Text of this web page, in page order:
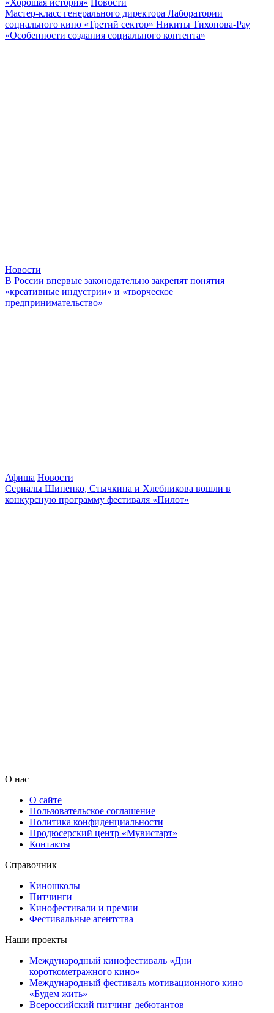
Мастер-класс генерального директора Лаборатории
социального кино «Третий сектор» Никиты Тихонова-Рау
«Особенности создания социального контента»
Новости
В России впервые законодательно закрепят понятия
«креативные индустрии» и «творческое
предпринимательство»
Афиша Новости
Сериалы Шипенко, Стычкина и Хлебникова вошли в
конкурсную программу фестиваля «Пилот»
О нас
О сайте
Пользовательское соглашение
Политика конфиденциальности
Продюсерский центр «Мувистарт»
Контакты
Справочник
Киношколы
Питчинги
Кинофестивали и премии
Фестивальные агентства
Наши проекты
Международный кинофестиваль «Дни
короткометражного кино»
Международный фестиваль мотивационного кино
«Будем жить»
Всероссийский питчинг дебютантов